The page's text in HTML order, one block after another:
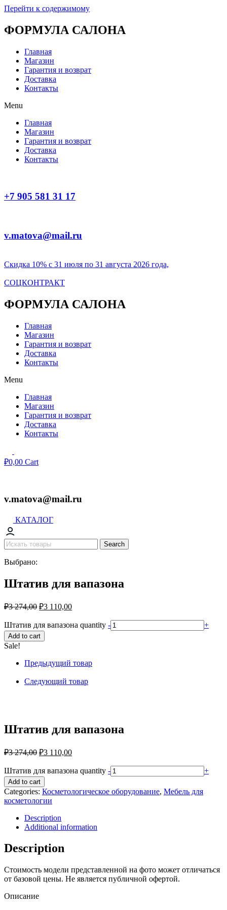
Перейти к содержимому
ФОРМУЛА САЛОНА
Главная
Магазин
Гарантия и возврат
Доставка
Контакты
Menu
Главная
Магазин
Гарантия и возврат
Доставка
Контакты
+7 905 581 31 17
v.matova@mail.ru
Скидка 10% с 31 июля по 31 августа 2026 года,
СОЦКОНТРАКТ
ФОРМУЛА САЛОНА
Главная
Магазин
Гарантия и возврат
Доставка
Контакты
Menu
Главная
Магазин
Гарантия и возврат
Доставка
Контакты
₽0,00 Cart
v.matova@mail.ru
КАТАЛОГ
Search
Выбрано:
Штатив для вапазона
₽3 274,00 ₽3 110,00
Штатив для вапазона quantity - +
Add to cart
Sale!
Предыдущий товар
Следующий товар
Штатив для вапазона
₽3 274,00 ₽3 110,00
Штатив для вапазона quantity - +
Add to cart
Categories: Косметологическое оборудование, Мебель для
косметологии
Description
Additional information
Description
Стоимость модели представленной на фото может отличаться
от базовой цены. Не является публичной офертой.
Описание